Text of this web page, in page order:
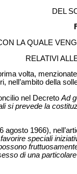
DEL
LA QUALE
RELATIVI
volta,
nell’ambito della
nel Decreto Ad
si prevede la
agosto 1966),
speciali
di una